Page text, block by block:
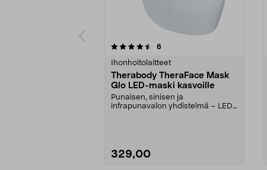
6arvostelut
Ihonhoitolaitteet
Therabody TheraFace Mask
Glo LED-maski kasvoille
Punaisen, sinisen ja
infrapunavalon yhdistelmä – LED-
329,00
3.0 viidestä